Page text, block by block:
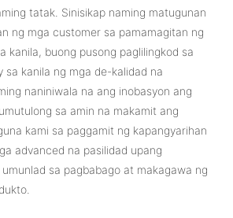
tatak. Sinisikap naming matugunan
ng mga customer sa pamamagitan ng
kanila, buong pusong paglilingkod sa
sa kanila ng mga de-kalidad na
naniniwala na ang inobasyon ang
sa amin na makamit ang
kami sa paggamit ng kapangyarihan
advanced na pasilidad upang
sa pagbabago at makagawa ng